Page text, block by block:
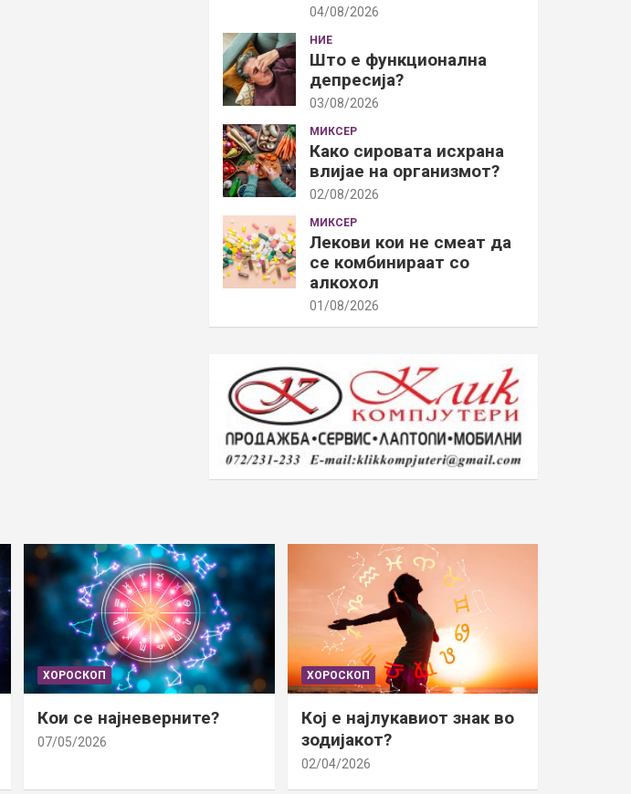
04/08/2026
НИЕ
Што е функционална
депресија?
03/08/2026
МИКСЕР
Како сировата исхрана
влијае на организмот?
02/08/2026
МИКСЕР
Лекови кои не смеат да
се комбинираат со
алкохол
01/08/2026
ХОРОСКОП
Кои се најневерните?
07/05/2026
ХОРОСКОП
Кој е најлукавиот знак во
зодијакот?
02/04/2026